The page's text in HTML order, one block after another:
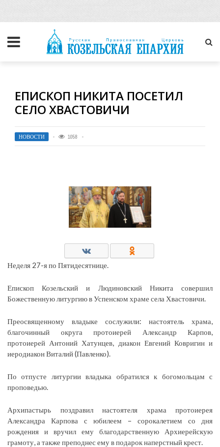
ЕПИСКОП НИКИТА ПОСЕТИЛ
СЕЛО ХВАСТОВИЧИ
НОВОСТИ 1058
Неделя 27-я по Пятидесятнице.
Епископ Козельский и Людиновский Никита совершил
Божественную литургию в Успенском храме села Хвастовичи.
Преосвященному владыке сослужили: настоятель храма,
благочинный округа протоиерей Александр Карпов,
протоиерей Антоний Хатунцев, диакон Евгений Ковригин и
иеродиакон Виталий (Павленко).
По отпусте литургии владыка обратился к богомольцам с
проповедью.
Архипастырь поздравил настоятеля храма протоиерея
Александра Карпова с юбилеем – сорокалетием со дня
рождения и вручил ему благодарственную Архиерейскую
грамоту, а также преподнес ему в подарок наперстный крест.